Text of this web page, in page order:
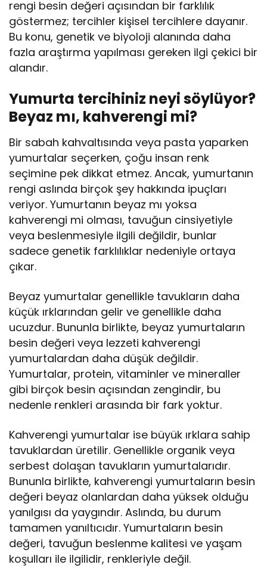
rengi besin değeri açısından bir farklılık
göstermez; tercihler kişisel tercihlere dayanır.
Bu konu, genetik ve biyoloji alanında daha
fazla araştırma yapılması gereken ilgi çekici bir
alandır.
Yumurta tercihiniz neyi söylüyor?
Beyaz mı, kahverengi mi?
Bir sabah kahvaltısında veya pasta yaparken
yumurtalar seçerken, çoğu insan renk
seçimine pek dikkat etmez. Ancak, yumurtanın
rengi aslında birçok şey hakkında ipuçları
veriyor. Yumurtanın beyaz mı yoksa
kahverengi mi olması, tavuğun cinsiyetiyle
veya beslenmesiyle ilgili değildir, bunlar
sadece genetik farklılıklar nedeniyle ortaya
çıkar.
Beyaz yumurtalar genellikle tavukların daha
küçük ırklarından gelir ve genellikle daha
ucuzdur. Bununla birlikte, beyaz yumurtaların
besin değeri veya lezzeti kahverengi
yumurtalardan daha düşük değildir.
Yumurtalar, protein, vitaminler ve mineraller
gibi birçok besin açısından zengindir, bu
nedenle renkleri arasında bir fark yoktur.
Kahverengi yumurtalar ise büyük ırklara sahip
tavuklardan üretilir. Genellikle organik veya
serbest dolaşan tavukların yumurtalarıdır.
Bununla birlikte, kahverengi yumurtaların besin
değeri beyaz olanlardan daha yüksek olduğu
yanılgısı da yaygındır. Aslında, bu durum
tamamen yanıltıcıdır. Yumurtaların besin
değeri, tavuğun beslenme kalitesi ve yaşam
koşulları ile ilgilidir, renkleriyle değil.